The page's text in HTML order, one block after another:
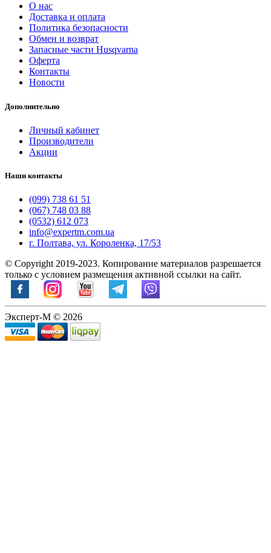
О нас
Доставка и оплата
Политика безопасности
Обмен и возврат
Запасные части Husqvarna
Оферта
Контакты
Новости
Дополнительно
Личный кабинет
Производители
Акции
Наши контакты
(099) 738 61 51
(067) 748 03 88
(0532) 612 073
info@expertm.com.ua
г. Полтава, ул. Короленка, 17/53
© Copyright 2019-2023. Копирование материалов разрешается
только с условием размещения активной ссылки на сайт.
Эксперт-М © 2026